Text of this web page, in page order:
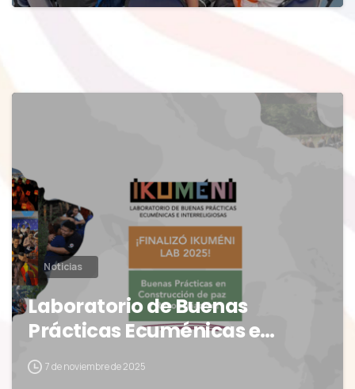
0
Noticias
Laboratorio de Buenas
Prácticas Ecuménicas e…
7 de noviembre de 2025